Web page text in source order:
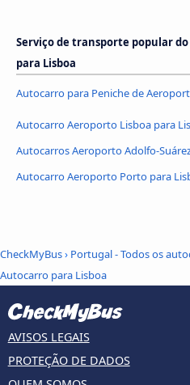
Serviço de transporte popular
para Lisboa
Autocarro para Peniche de
Autocarro Aeroporto Lisboa para
Autocarros Aeroporto Adolfo-
Autocarro Aeroporto Porto para
CheckMyBus› Portugal - Todos os
Autocarro para Lisboa
AVISOS LEGAIS
PROTEÇÃO DE DADOS